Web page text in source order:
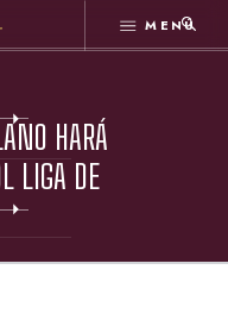
MENÚ
HARÁ
LIGA DE